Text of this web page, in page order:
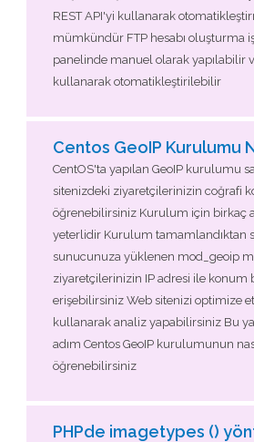
REST API'yi kullanarak
mümkündür FTP hesabı oluşturma
panelinde manuel olarak yapılabilir
kullanarak otomatikleştirilebilir
Centos GeoIP Kurulumu
CentOS'ta yapılan GeoIP kurulumu
sitenizdeki ziyaretçilerinizin coğrafi
öğrenebilirsiniz Kurulum için birkaç
yeterlidir Kurulum tamamlandıktan
sunucunuza yüklenen mod_geoip
ziyaretçilerinizin IP adresi ile konum
erişebilirsiniz Web sitenizi optimize
kullanarak analiz yapabilirsiniz Bu
adım Centos GeoIP kurulumunun
öğrenebilirsiniz
PHPde imagetypes ()